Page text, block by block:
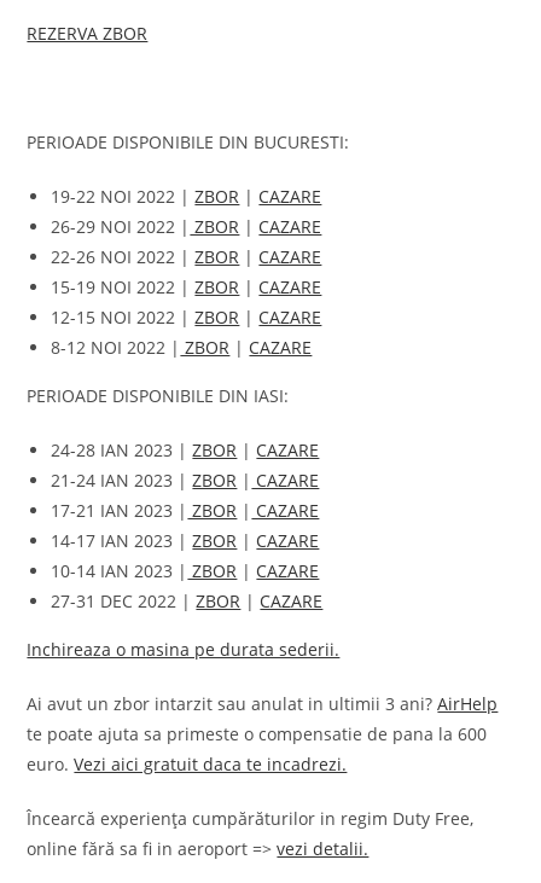
REZERVA ZBOR
PERIOADE DISPONIBILE DIN BUCURESTI:
19-22 NOI 2022 |ZBOR | CAZARE
26-29 NOI 2022 | ZBOR | CAZARE
22-26 NOI 2022 |ZBOR | CAZARE
15-19 NOI 2022 |ZBOR | CAZARE
12-15 NOI 2022 |ZBOR | CAZARE
8-12 NOI 2022 | ZBOR | CAZARE
PERIOADE DISPONIBILE DIN IASI:
24-28 IAN 2023 |ZBOR | CAZARE
21-24 IAN 2023 |ZBOR | CAZARE
17-21 IAN 2023 | ZBOR | CAZARE
14-17 IAN 2023 |ZBOR | CAZARE
10-14 IAN 2023 | ZBOR | CAZARE
27-31 DEC 2022 |ZBOR | CAZARE
Inchireaza o masina pe durata sederii.
Ai avut un zbor intarzit sau anulat in ultimii 3 ani?AirHelp
te poate ajuta sa primeste o compensatie de pana la 600
euro.Vezi aici gratuit daca te incadrezi.
Încearcă experiența cumpărăturilor in regim Duty Free,
online fără sa fi in aeroport =>vezi detalii.